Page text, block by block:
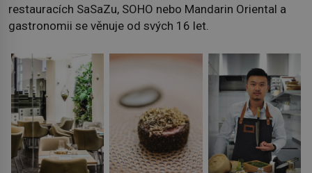
restauracích SaSaZu, SOHO nebo Mandarin Oriental a
gastronomii se věnuje od svých 16 let.